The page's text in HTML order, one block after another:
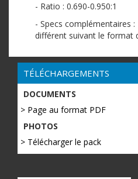
- Ratio : 0.690-0.950:1
- Specs complémentaires
différent suivant le format
TÉLÉCHARGEMENTS
DOCUMENTS
> Page au format PDF
PHOTOS
> Télécharger le pack